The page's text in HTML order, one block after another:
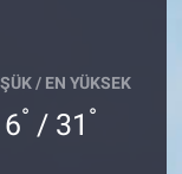
/ EN YÜKSEK
° / 31 °